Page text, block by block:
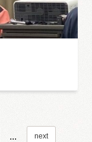
... next